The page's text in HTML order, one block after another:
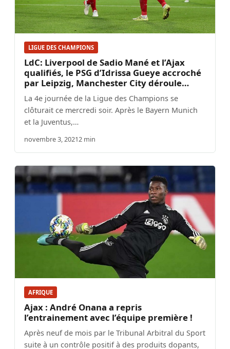
LIGUE DES CHAMPIONS
LdC: Liverpool de Sadio Mané et l’Ajax
qualifiés, le PSG d’Idrissa Gueye accroché
par Leipzig, Manchester City déroule…
La 4e journée de la Ligue des Champions se
clôturait ce mercredi soir. Après le Bayern Munich
et la Juventus,…
novembre 3, 20212 min
AFRIQUE
Ajax : André Onana a repris
l’entrainement avec l’équipe première !
Après neuf de mois par le Tribunal Arbitral du Sport
suite à un contrôle positif à des produits dopants,